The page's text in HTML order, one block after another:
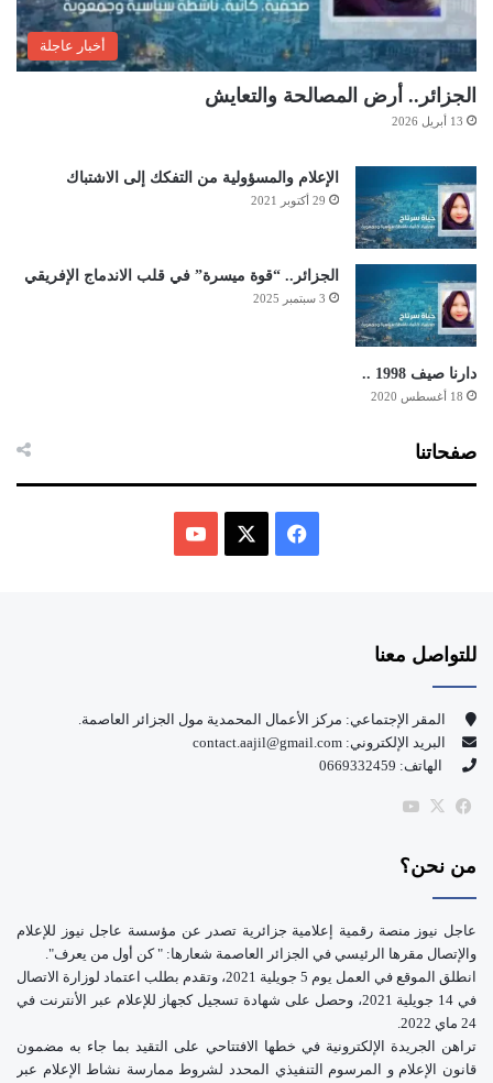
أخبار عاجلة
الجزائر.. أرض المصالحة والتعايش
13 أبريل 2026
الإعلام والمسؤولية من التفكك إلى الاشتباك
29 أكتوبر 2021
الجزائر.. “قوة ميسرة” في قلب الاندماج الإفريقي
3 سبتمبر 2025
دارنا صيف 1998 ..
18 أغسطس 2020
صفحاتنا
و
ك
للتواصل معنا
المقر الإجتماعي: مركز الأعمال المحمدية مول الجزائر العاصمة.
البريد الإلكتروني: contact.aajil@gmail.com
الهاتف: 0669332459
فيسبوك
‫X
من نحن؟
عاجل نيوز منصة رقمية إعلامية جزائرية تصدر عن مؤسسة عاجل نيوز للإعلام
والإتصال مقرها الرئيسي في الجزائر العاصمة شعارها: " كن أول من يعرف".
انطلق الموقع في العمل يوم 5 جويلية 2021، وتقدم بطلب اعتماد لوزارة الاتصال
في 14 جويلية 2021، وحصل على شهادة تسجيل كجهاز للإعلام عبر الأنترنت في
24 ماي 2022.
تراهن الجريدة الإلكترونية في خطها الافتتاحي على التقيد بما جاء به مضمون
قانون الإعلام و المرسوم التنفيذي المحدد لشروط ممارسة نشاط الإعلام عبر